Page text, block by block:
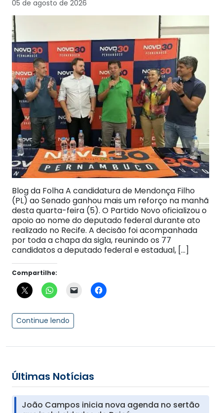
05 de agosto de 2026
Blog da Folha A candidatura de Mendonça Filho
(PL) ao Senado ganhou mais um reforço na manhã
desta quarta-feira (5). O Partido Novo oficializou o
apoio ao nome do deputado federal durante ato
realizado no Recife. A decisão foi acompanhada
por toda a chapa da sigla, reunindo os 77
candidatos a deputado federal e estadual, […]
Compartilhe:
Continue lendo
Últimas Notícias
João Campos inicia nova agenda no sertão